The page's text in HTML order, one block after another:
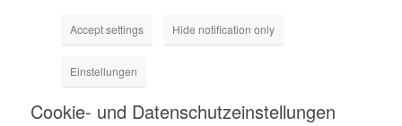
Accept settings Hide notification only
Einstellungen
Cookie- und Datenschutzeinstellungen